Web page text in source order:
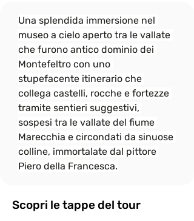
necessario, per attendere eventuali
"ritardatari"; ciò non
esenta però i più “pigri” a fare del loro
meglio per non distaccarsi troppo dal
gruppo e rallentare
eccessivamente le attività.
Una splendida immersione nel
museo a cielo aperto tra le vallate
che furono antico dominio dei
Montefeltro con uno
stupefacente itinerario che
collega castelli, rocche e fortezze
tramite sentieri suggestivi,
sospesi tra le vallate del fiume
Marecchia e circondati da sinuose
colline, immortalate dal pittore
Piero della Francesca.
Scopri le tappe del tour